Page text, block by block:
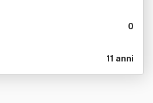
0
11 anni